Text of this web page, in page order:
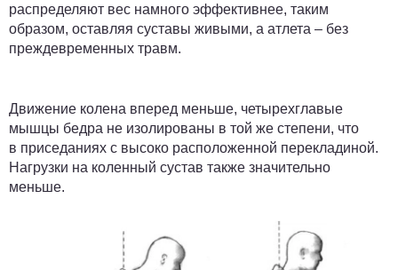
распределяют вес намного эффективнее, таким
образом, оставляя суставы живыми, а атлета – без
преждевременных травм.
Движение колена вперед меньше, четырехглавые
мышцы бедра не изолированы в той же степени, что
в приседаниях с высоко расположенной перекладиной.
Нагрузки на коленный сустав также значительно
меньше.